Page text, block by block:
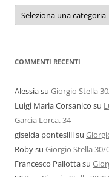
Categorie
autori
COMMENTI RECENTI
Alessiasu Giorgio Stella
Luigi Maria Corsanico su
Garcìa Lorca. 34
giselda pontesillisu
Robysu Giorgio Stella 30/
Francesco Pallottasu